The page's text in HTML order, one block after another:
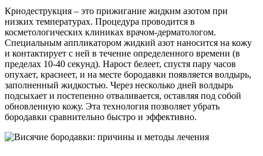
Криодеструкция – это прижигание жидким азотом при
низких температурах. Процедура проводится в
косметологических клиниках врачом-дерматологом.
Специальным аппликатором жидкий азот наносится на кожу
и контактирует с ней в течение определенного времени (в
пределах 10-40 секунд). Нарост белеет, спустя пару часов
опухает, краснеет, и на месте бородавки появляется волдырь,
заполненный жидкостью. Через несколько дней волдырь
подсыхает и постепенно отваливается, оставляя под собой
обновленную кожу. Эта технология позволяет убрать
бородавки сравнительно быстро и эффективно.